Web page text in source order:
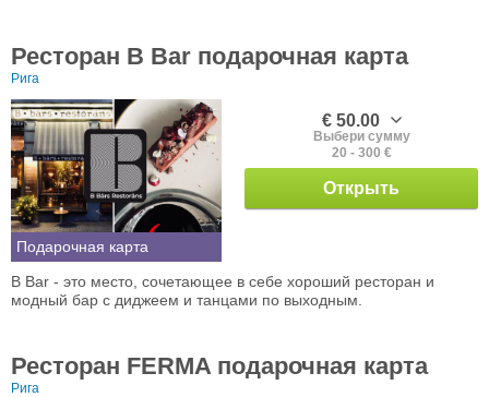
Ресторан B Bar подарочная карта
Рига
Подарочная карта
€ 50.00
Выбери сумму
20 - 300 €
Открыть
B Bar - это место, сочетающее в себе хороший ресторан и
модный бар с диджеем и танцами по выходным.
Ресторан FERMA подарочная карта
Рига